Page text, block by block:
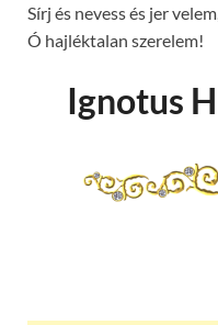
Sírj és nevess és jer
Ó hajléktalan szerelem!
Ignotus